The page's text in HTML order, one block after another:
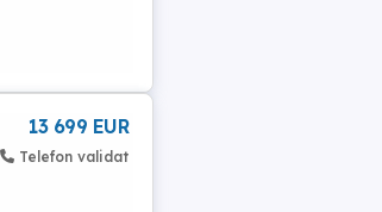
13 699 EUR
Telefon validat